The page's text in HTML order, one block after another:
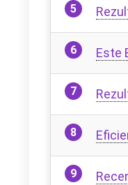
Este